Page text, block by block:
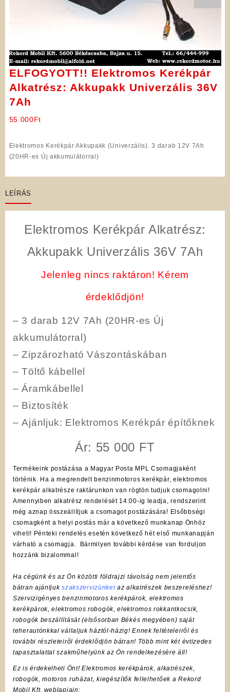
ELFOGYOTT!! Elektromos Kerékpár
Alkatrész: Akkupakk Univerzális 36V
7Ah
55 000Ft
Elektromos Kerékpár Akkupakk (Univerzális). 3 darab 12V 7Ah
(20HR-es Új akkumulátorral)
LEÍRÁS
Elektromos Kerékpár Alkatrész:
Akkupakk Univerzális 36V 7Ah
Jelenleg nincs raktáron! Kérem
érdeklődjön!
– 3 darab 12V 7Ah (20HR-es Új
akkumulátorral)
– Zipzározható Vászontáskában
– Töltő kábellel
– Áramkábellel
– Biztosíték
–Ajánljuk: Elektromos Kerékpár építőknek
Ár: 55 000 FT
Termékeink postázása a Magyar Posta MPL Csomagjaként
történik. Ha a megrendelt benzinmotoros kerékpár, elektromos
kerékpár alkatrésze raktárunkon van rögtön tudjuk csomagolni!
Amennyiben alkatrész rendelését 14:00-ig leadja, rendszerint
még aznap összeállítjuk a csomagot postázására! Elsőbbségi
csomagként a helyi postás már a következő munkanap Önhöz
viheti! Pénteki rendelés esetén következő hét első munkanapján
várható a csomagja. Bármilyen további kérdése van forduljon
hozzánk bizalommal!
Ha cégünk és az Ön közötti földrajzi távolság nem jelentős
bátran ajánljukszakszervizünket az alkatrészek beszereléshez!
Szervizigényes benzinmotoros kerékpárok, elektromos
kerékpárok, elektromos robogók, elektromos rokkantkocsik,
robogók beszállítását (elsősorban Békés megyében) saját
teherautónkkal vállaljuk háztól-házig! Ennek feltételeiről és
további részleteiről érdeklődjön bátran! Több mint két évtizedes
tapasztalattal szakműhelyünk az Ön rendelkezésére áll!
Ez is érdekelheti Önt! Elektromos kerékpárok, alkatrészek,
robogók, motoros ruházat, kiegészítők fellelhetőek a Rekord
Mobil Kft. weblapjain: